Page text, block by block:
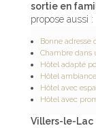
sortie en
propose aussi :
Bonne
Chambre dans
Hôtel adapté
Hôtel
Hôtel avec
Hôtel avec
Villers-le-Lac